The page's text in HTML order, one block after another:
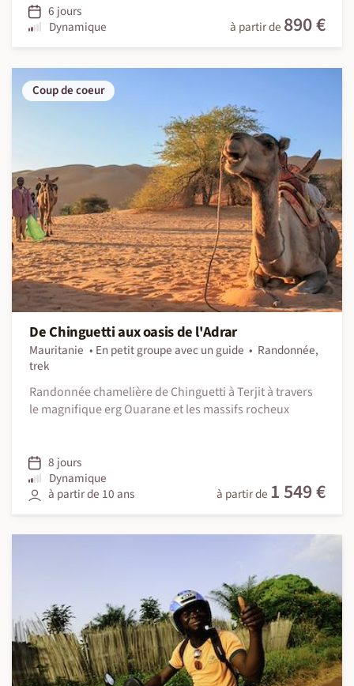
6 jours
Dynamique
à partir de 890 €
Coup de coeur
De Chinguetti aux oasis de l'Adrar
Mauritanie En petit groupe avec un guide
Randonnée,
trek
Randonnée chamelière de Chinguetti à Terjit à travers
le magnifique erg Ouarane et les massifs rocheux
8 jours
Dynamique
à partir de 10 ans
à partir de 1 549 €